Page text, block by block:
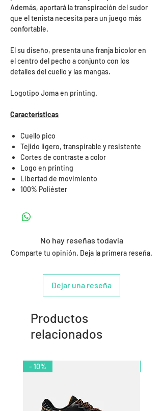
Además, aportará la transpiración del sudor
que el tenista necesita para un juego más
confortable.
El su diseño, presenta una franja bicolor en
el centro del pecho a conjunto con los
detalles del cuello y las mangas.
Logotipo Joma en printing.
Características
Cuello pico
Tejido ligero, transpirable y resistente
Cortes de contraste a color
Logo en printing
Libertad de movimiento
100% Poliéster
No hay reseñas todavía
Comparte tu opinión. Deja la primera reseña.
Dejar una reseña
Productos
relacionados
- 10%